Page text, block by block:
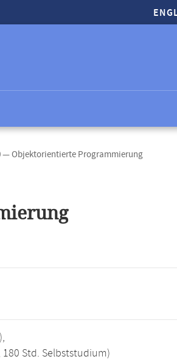
— Objektorientierte Programmierung
Std. Selbststudium)